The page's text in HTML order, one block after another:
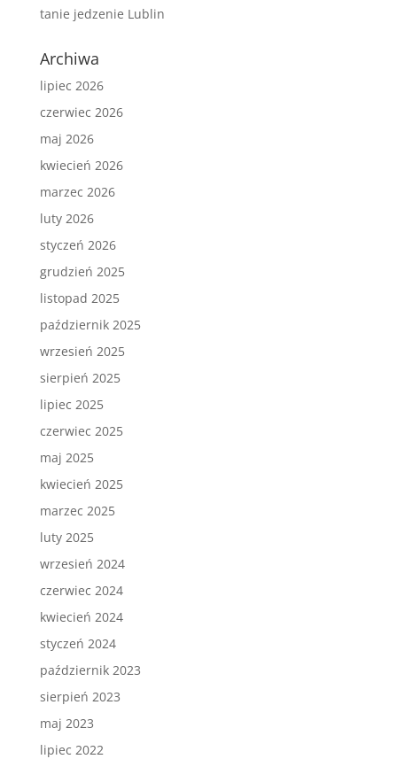
tanie jedzenie Lublin
Archiwa
lipiec 2026
czerwiec 2026
maj 2026
kwiecień 2026
marzec 2026
luty 2026
styczeń 2026
grudzień 2025
listopad 2025
październik 2025
wrzesień 2025
sierpień 2025
lipiec 2025
czerwiec 2025
maj 2025
kwiecień 2025
marzec 2025
luty 2025
wrzesień 2024
czerwiec 2024
kwiecień 2024
styczeń 2024
październik 2023
sierpień 2023
maj 2023
lipiec 2022